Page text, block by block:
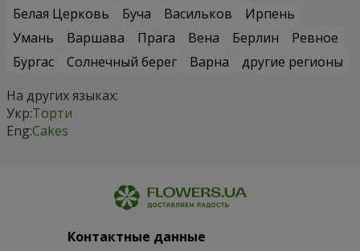
Белая Церковь
Буча Васильков
Ирпень
Умань
Варшава Прага Вена Берлин
Ревное
Бургас
Солнечный берег Варна
другие регионы
На других языках:
Укр:Торти
Eng:Cakes
Контактные данные